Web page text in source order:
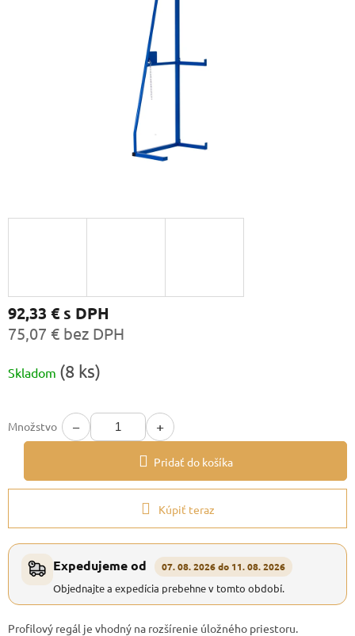
92,33 €s DPH
75,07 € bez DPH
cena:
Skladom (8 ks)
Množstvo − +
Pridať do košíka
Kúpiť teraz
Expedujeme od 07. 08. 2026 do 11. 08. 2026
Objednajte a expedícia prebehne v tomto období.
Profilový regál je vhodný na rozšírenie úložného priestoru.